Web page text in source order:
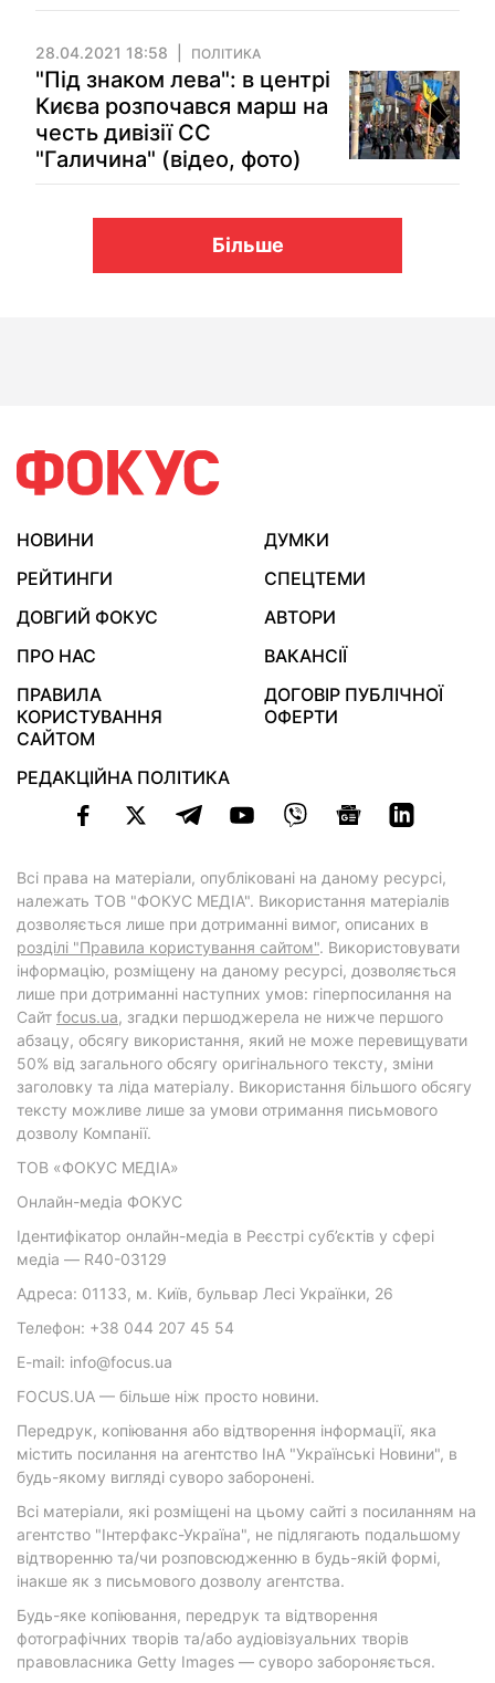
28.04.2021 18:58 ПОЛІТИКА
"Під знаком лева": в центрі
Києва розпочався марш на
честь дивізії СС
"Галичина" (відео, фото)
Більше
НОВИНИ
ДУМКИ
РЕЙТИНГИ
СПЕЦТЕМИ
ДОВГИЙ ФОКУС
АВТОРИ
ПРО НАС
ВАКАНСІЇ
ПРАВИЛА
КОРИСТУВАННЯ
САЙТОМ
ДОГОВІР ПУБЛІЧНОЇ
ОФЕРТИ
РЕДАКЦІЙНА ПОЛІТИКА
Всі права на матеріали, опубліковані на даному ресурсі,
належать ТОВ "ФОКУС МЕДІА". Використання матеріалів
дозволяється лише при дотриманні вимог, описаних в
розділі "Правила користування сайтом". Використовувати
інформацію, розміщену на даному ресурсі, дозволяється
лише при дотриманні наступних умов: гіперпосилання на
Cайт focus.ua, згадки першоджерела не нижче першого
абзацу, обсягу використання, який не може перевищувати
50% від загального обсягу оригінального тексту, зміни
заголовку та ліда матеріалу. Використання більшого обсягу
тексту можливе лише за умови отримання письмового
дозволу Компанії.
ТОВ «ФОКУС МЕДІА»
Онлайн-медіа ФОКУС
Ідентифікатор онлайн-медіа в Реєстрі суб’єктів у сфері
медіа — R40-03129
Адреса: 01133, м. Київ, бульвар Лесі Українки, 26
Телефон: +38 044 207 45 54
E-mail: info@focus.ua
FOCUS.UA — більше ніж просто новини.
Передрук, копіювання або відтворення інформації, яка
містить посилання на агентство ІнА "Українські Новини", в
будь-якому вигляді суворо заборонені.
Всі матеріали, які розміщені на цьому сайті з посиланням на
агентство "Інтерфакс-Україна", не підлягають подальшому
відтворенню та/чи розповсюдженню в будь-якій формі,
інакше як з письмового дозволу агентства.
Будь-яке копіювання, передрук та відтворення
фотографічних творів та/або аудіовізуальних творів
правовласника Getty Images — суворо забороняється.